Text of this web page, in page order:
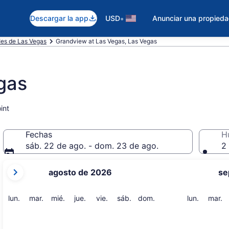
Descargar la app USD• Anunciar una
de Las Vegas Grandview at Las Vegas, Las Vegas
Fechas
sáb. 22 de ago. - dom. 23 de ago.
meses
son
agosto de 2026
lun. lunesmar. martes
mié. miércoles
jue. jueves
vie. viernes
sáb. sábado
dom. lun. lunesmar.
2